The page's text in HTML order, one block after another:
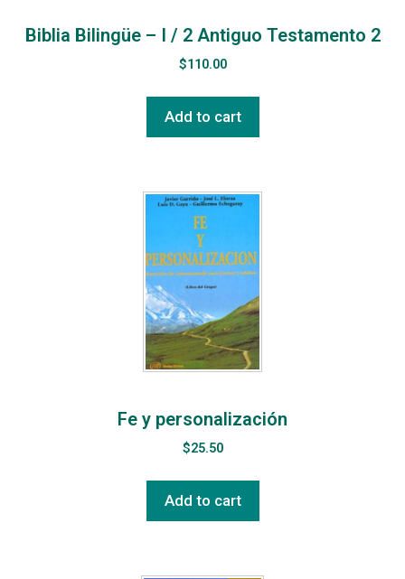
Biblia Bilingüe – I / 2 Antiguo Testamento 2
$110.00
Add to cart
Fe y personalización
$25.50
Add to cart